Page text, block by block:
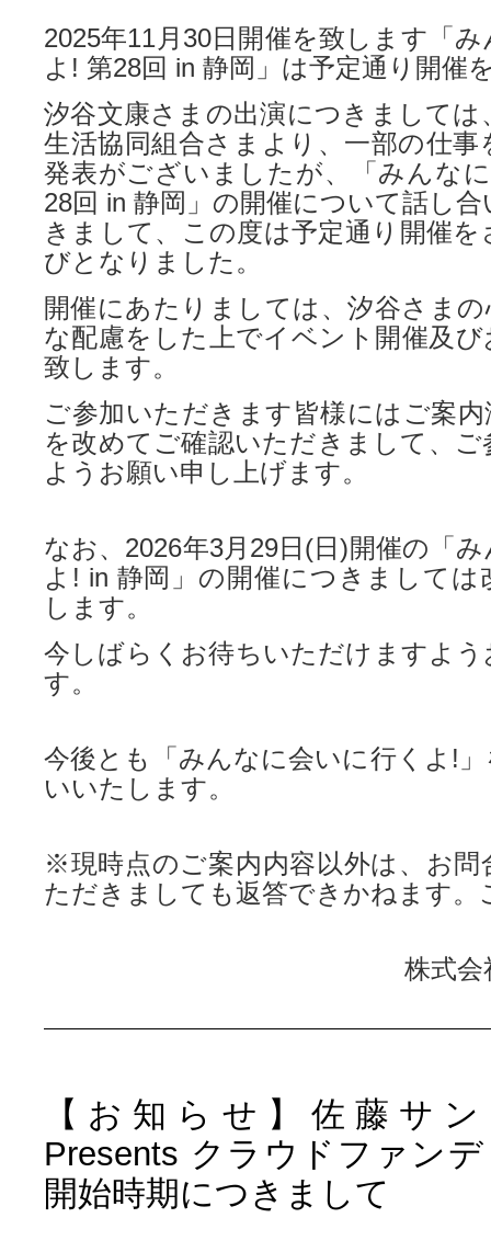
2025年11月30日開催を致します「
よ! 第28回 in 静岡」は予定通り開催
汐谷文康さまの出演につきましては
生活協同組合さまより、一部の仕
発表がございましたが、「みんな
28回 in 静岡」の開催について話し
きまして、この度は予定通り開催
びとなりました。
開催にあたりましては、汐谷さま
な配慮をした上でイベント開催及
致します。
ご参加いただきます皆様にはご案
を改めてご確認いただきまして、
ようお願い申し上げます。
なお、2026年3月29日(日)開催の「
よ! in 静岡」の開催につきましては
します。
今しばらくお待ちいただけますよ
す。
今後とも「みんなに会いに行くよ!
いいたします。
※現時点のご案内内容以外は、お問
ただきましても返答できかねます。
株式
【お知らせ】佐藤サ
Presents クラウドファン
開始時期につきまして